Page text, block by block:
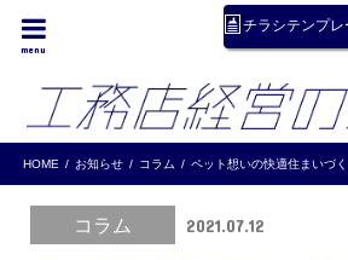
チラシテンプレ
menu
HOME お知らせ コラム ペット想いの快適住まいづく
コラム 2021.07.12